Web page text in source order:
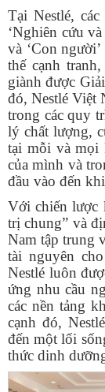
Tại Nestlé,
‘Nghiên cứu
và ‘Con
thế cạnh
giành được
đó, Nestlé Việt
trong các quy
lý chất lượng,
tại mỗi và mọi
của mình và
đầu vào đến
Với chiến lược
trị chung” và
Nam tập trung
tài nguyên
Nestlé luôn
ứng nhu cầu
các nền tảng
cạnh đó,
đến một lối
thức dinh